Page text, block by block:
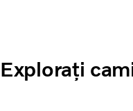
Explorați